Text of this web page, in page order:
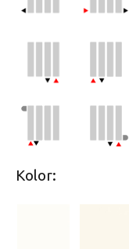
Kolor: